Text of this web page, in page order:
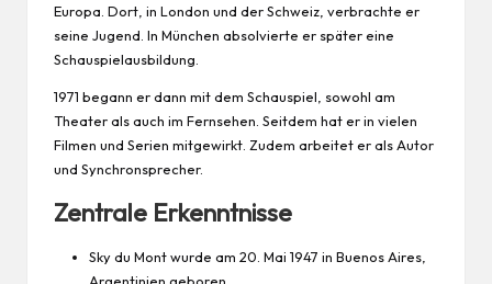
Europa. Dort, in London und der Schweiz, verbrachte er
seine Jugend. In München absolvierte er später eine
Schauspielausbildung.
1971 begann er dann mit dem Schauspiel, sowohl am
Theater als auch im Fernsehen. Seitdem hat er in vielen
Filmen und Serien mitgewirkt. Zudem arbeitet er als Autor
und Synchronsprecher.
Zentrale Erkenntnisse
Sky du Mont wurde am 20. Mai 1947 in Buenos Aires,